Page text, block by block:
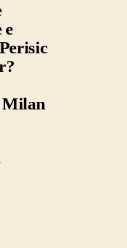
e
Milan